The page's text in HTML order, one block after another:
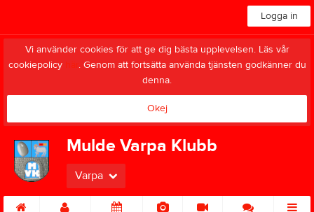
Logga in
Vi använder cookies för att ge dig bästa upplevelsen. Läs vår
cookiepolicy här. Genom att fortsätta använda tjänsten godkänner du
denna.
Okej
Mulde Varpa Klubb
Varpa